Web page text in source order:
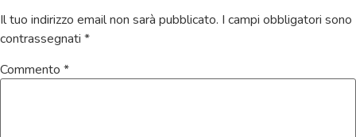
Il tuo indirizzo email non sarà pubblicato. I campi obbligatori sono
contrassegnati *
Commento *